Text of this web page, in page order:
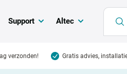
Support Altec
verzonden! Gratis advies,